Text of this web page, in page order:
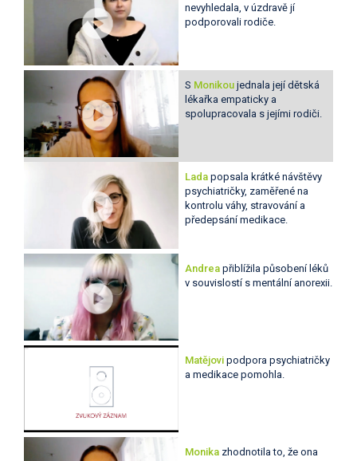
nevyhledala, v úzdravě jí
podporovali rodiče.
S Monikoujednala její dětská
lékařka empaticky a
spolupracovala s jejími rodiči.
Ladapopsala krátké návštěvy
psychiatričky, zaměřené na
kontrolu váhy, stravování a
předepsání medikace.
Andrea přiblížila působení léků
v souvislostí s mentální anorexii.
Matějovi podpora psychiatričky
a medikace pomohla.
Monikazhodnotila to, že ona